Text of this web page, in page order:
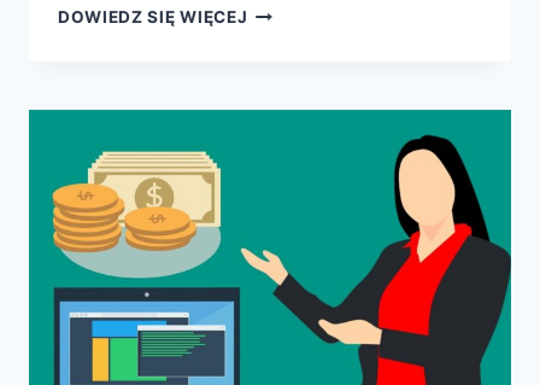
DOWIEDZ SIĘ WIĘCEJ DOMENA
SPRZEDAŻ:
AFTERMARKET.PL